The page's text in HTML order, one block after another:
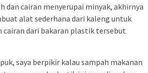
dan cairan menyerupai minyak, akhirnya
alat sederhana dari kaleng untuk
dari bakaran plastik tersebut
saya berpikir kalau sampah makanan